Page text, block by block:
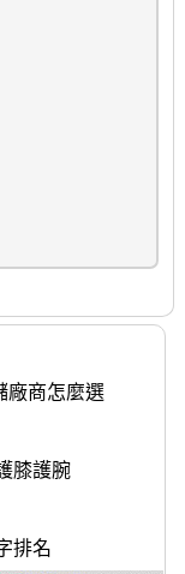
廠商怎麼選
膝護腕
排名